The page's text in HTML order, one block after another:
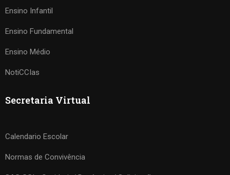
Ensino Infantil
Ensino Fundamental
Ensino Médio
NotiCCIas
Secretaria Virtual
Calendario Escolar
Normas de Convivência